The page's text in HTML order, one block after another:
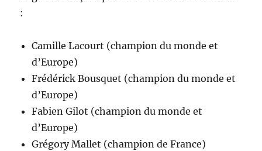
:
Camille Lacourt (champion du monde et
d’Europe)
Frédérick Bousquet (champion du monde et
d’Europe)
Fabien Gilot (champion du monde et
d’Europe)
Grégory Mallet (champion de France)